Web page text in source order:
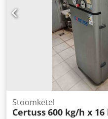
Stoomketel
Certuss600 kg/h x 16